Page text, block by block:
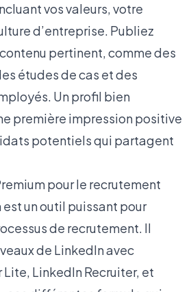
vos valeurs, votre
d’entreprise. Publiez
pertinent, comme des
études de cas et des
Un profil bien
première impression positive
potentiels qui partagent
pour le recrutement
un outil puissant pour
de recrutement. Il
de LinkedIn avec
LinkedIn Recruiter, et